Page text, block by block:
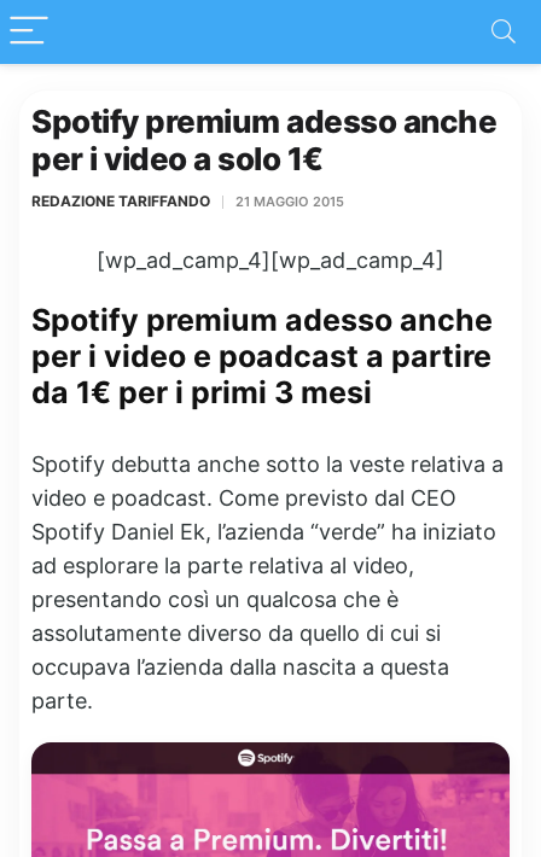
Spotify premium adesso anche
per i video a solo 1€
REDAZIONE TARIFFANDO 21 MAGGIO 2015
[wp_ad_camp_4][wp_ad_camp_4]
Spotify premium adesso anche
per i video e poadcast a partire
da 1€ per i primi 3 mesi
Spotify debutta anche sotto la veste relativa a
video e poadcast. Come previsto dal CEO
Spotify Daniel Ek, l’azienda “verde” ha iniziato
ad esplorare la parte relativa al video,
presentando così un qualcosa che è
assolutamente diverso da quello di cui si
occupava l’azienda dalla nascita a questa
parte.